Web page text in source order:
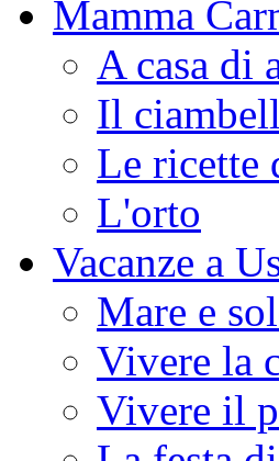
Mamma
A casa di
Il
Le ricette
L'orto
Vacanze a
Mare e
Vivere la
Vivere il